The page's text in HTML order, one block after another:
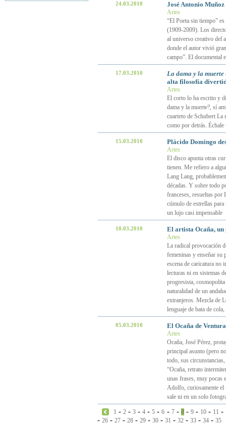
24.03.2010 José Antonio
Artes
“El Poeta sin tiempo”
(1909-2009). Los
al universo creativo del
donde el autor vivió
campo”. El documental
17.03.2010 La dama y la muerte
alta filosofía
Artes
El corto lo ha escrito y
dama y la muerte?, sí
cuarteto de Schubert La
como por detrás.
15.03.2010 Plácido Domingo
Artes
El disco apunta otras
tienen. Me refiero a
Lang Lang,
décadas. Y sobre todo
franceses, resueltas
cúmulo de estrellas
un lujo casi impensable
10.03.2010 El artista Ocaña, un
Artes
La radical provocación
femeninas y enseñar su
escena de caricatura no
lecturas ni en sistemas
progresista,
naturalidad de un
extranjeros. Mezcla de
lenguaje de bata de
05.03.2010 El Ocaña de
Artes
Ocaña, José Pérez,
principal asunto (pero
todo, sus
“Ocaña, retrato
unas frases, muy pocas
Adolfo, curiosamente el
sale ni en un solo
1 -2 -3 -4 -5 -6 - 7- 8- 9- 10- 11 -
- 26 - 27 - 28 - 29 - 30 - 31 - 32 - 33 - 34 - 35